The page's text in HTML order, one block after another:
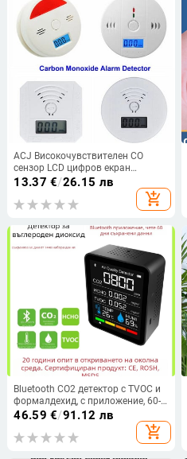
ACJ Високочувствителен CO
сензор LCD цифров екран
Аларма за въглероден окис
Самостоятелна работа Безжичен
звуков предупредителен
13.37 €/26.15 лв
add_shopping_cart
Bluetooth CO2 детектор с TVOC и
формалдехид, с приложение, 60-
дневно съхранение на данни,
46.59 €/91.12 лв
add_shopping_cart